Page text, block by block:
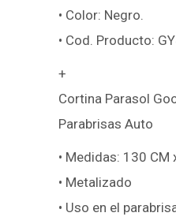
• Color: Negro.
• Cod. Producto:
+
Cortina Parasol
Parabrisas Auto
• Medidas: 130 CM
• Metalizado
• Uso en el